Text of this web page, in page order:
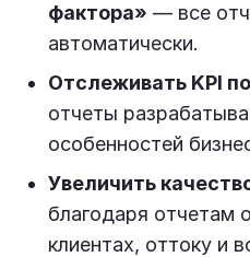
фактора» — все
автоматически.
Отслеживать KPI
отчеты
особенностей
Увеличить
благодаря отчетам
клиентах, оттоку и